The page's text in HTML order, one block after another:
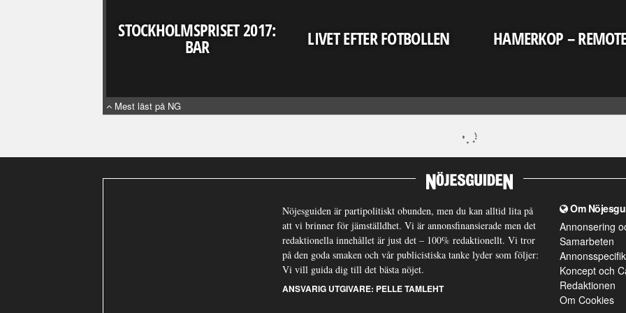
STOCKHOLMSPRISET 2017:
BAR LIVET EFTER FOTBOLLEN HAMERKOP –
Mest läst på NG
Nöjesguiden är partipolitiskt obunden, men du kan alltid lita på
att vi brinner för jämställdhet. Vi är annonsfinansierade men det
redaktionella innehållet är just det – 100% redaktionellt. Vi tror
på den goda smaken och vår publicistiska tanke lyder som följer:
Vi vill guida dig till det bästa nöjet.
ANSVARIG UTGIVARE: PELLE TAMLEHT
Om
Annonsering
Samarbeten
Koncept och
Redaktionen
Om Cookies